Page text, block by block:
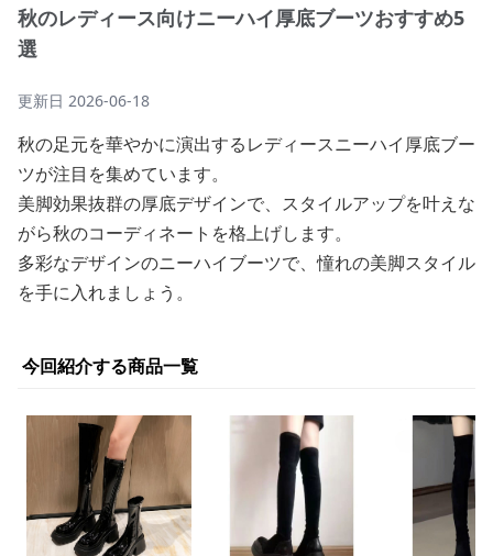
秋のレディース向けニーハイ厚底ブーツおすすめ5
選
更新日 2026-06-18
秋の足元を華やかに演出するレディースニーハイ厚底ブー
ツが注目を集めています。
美脚効果抜群の厚底デザインで、スタイルアップを叶えな
がら秋のコーディネートを格上げします。
多彩なデザインのニーハイブーツで、憧れの美脚スタイル
を手に入れましょう。
今回紹介する商品一覧